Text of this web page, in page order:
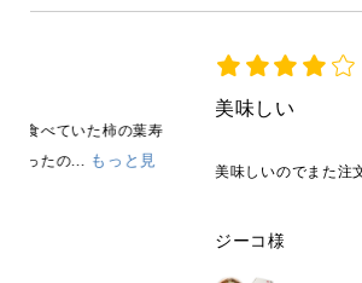
美味しいのでまた注文し満足しました。以上